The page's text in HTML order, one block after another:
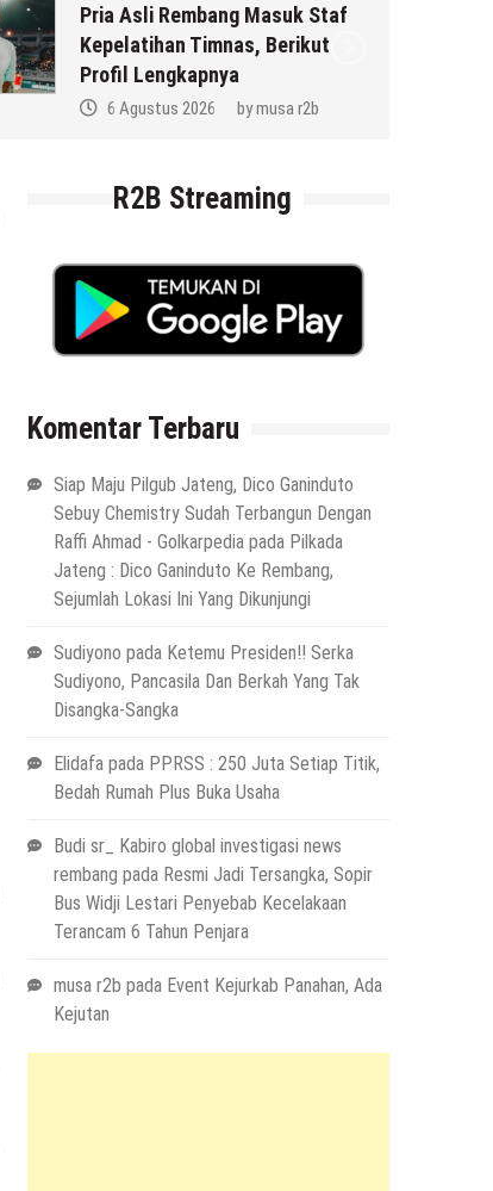
Pria Asli Rembang Masuk Staf
Kepelatihan Timnas, Berikut
Profil Lengkapnya
6 Agustus 2026 bymusa r2b
R2B Streaming
Komentar Terbaru
Siap Maju Pilgub Jateng, Dico Ganinduto
Sebuy Chemistry Sudah Terbangun Dengan
Raffi Ahmad - Golkarpedia pada Pilkada
Jateng : Dico Ganinduto Ke Rembang,
Sejumlah Lokasi Ini Yang Dikunjungi
Sudiyono pada Ketemu Presiden!! Serka
Sudiyono, Pancasila Dan Berkah Yang Tak
Disangka-Sangka
Elidafa pada PPRSS : 250 Juta Setiap Titik,
Bedah Rumah Plus Buka Usaha
Budi sr_ Kabiro global investigasi news
rembang pada Resmi Jadi Tersangka, Sopir
Bus Widji Lestari Penyebab Kecelakaan
Terancam 6 Tahun Penjara
musa r2b pada Event Kejurkab Panahan, Ada
Kejutan